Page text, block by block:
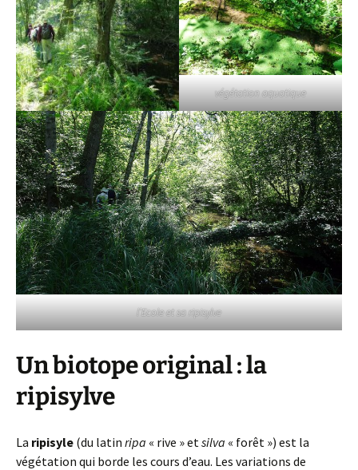
végétation aquatique
l’Ecole et sa ripisylve
Un biotope original : la
ripisylve
La ripisyle (du latin ripa « rive » et silva « forêt ») est la
végétation qui borde les cours d’eau. Les variations de